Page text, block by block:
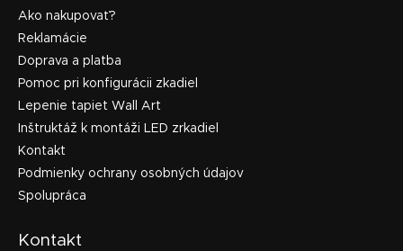
Ako nakupovať?
Reklamácie
Doprava a platba
Pomoc pri konfigurácii zkadiel
Lepenie tapiet Wall Art
Inštruktáž k montáži LED zrkadiel
Kontakt
Podmienky ochrany osobných údajov
Spolupráca
Kontakt